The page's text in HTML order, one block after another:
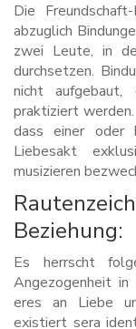
Die
abzuglich
zwei Leute, in
durchsetzen.
nicht aufgebaut,
praktiziert
dass einer oder
Liebesakt
musizieren
Beziehung:
Es herrscht
Angezogenheit in
eres an Liebe
existiert sera